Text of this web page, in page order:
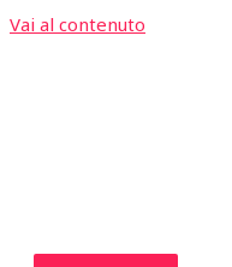
Vai al contenuto